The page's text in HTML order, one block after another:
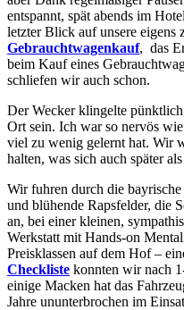
entspannt, spät abends im
letzter Blick auf unsere eigens
Gebrauchtwagenkauf, das
beim Kauf eines
schliefen wir auch schon.
Der Wecker klingelte
Ort sein. Ich war so nervös
viel zu wenig gelernt hat. Wir
halten, was sich auch später
Wir fuhren durch die
und blühende Rapsfelder, die
an, bei einer kleinen,
Werkstatt mit Hands-on
Preisklassen auf dem Hof –
Checkliste konnten wir nach
einige Macken hat das
Jahre ununterbrochen im